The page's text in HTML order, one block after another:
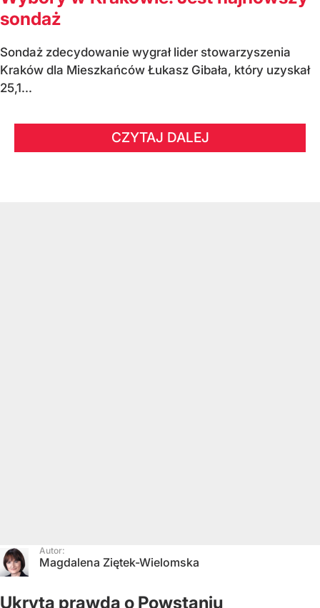
sondaż
Sondaż zdecydowanie wygrał lider stowarzyszenia
Kraków dla Mieszkańców Łukasz Gibała, który uzyskał
25,1...
CZYTAJ DALEJ
Autor:
Magdalena Ziętek-Wielomska
Ukryta prawda o Powstaniu